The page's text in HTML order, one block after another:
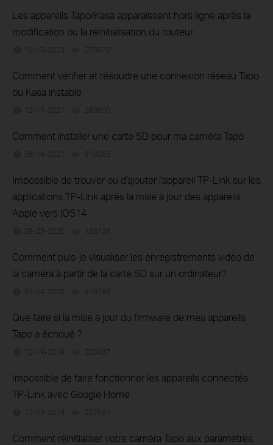
Les appareils Tapo/Kasa apparaissent hors ligne après la
modification ou la réinitialisation du routeur
12-15-2023 275070
Comment vérifier et résoudre une connexion réseau Tapo
ou Kasa instable
12-17-2021 363600
Comment installer une carte SD pour ma caméra Tapo
06-16-2021 919285
Impossible de trouver ou d'ajouter l'appareil TP-Link sur les
applications TP-Link après la mise à jour des appareils
Apple vers iOS14
09-25-2020 188126
Comment puis-je visualiser les enregistrements vidéo de
la caméra à partir de la carte SD sur un ordinateur?
07-24-2020 479196
Que faire si la mise à jour du firmware de mes appareils
Tapo a échoué ?
12-19-2019 200437
Impossible de faire fonctionner les appareils connectés
TP-Link avec Google Home
12-19-2019 227591
Comment réinitialiser votre caméra Tapo aux paramètres